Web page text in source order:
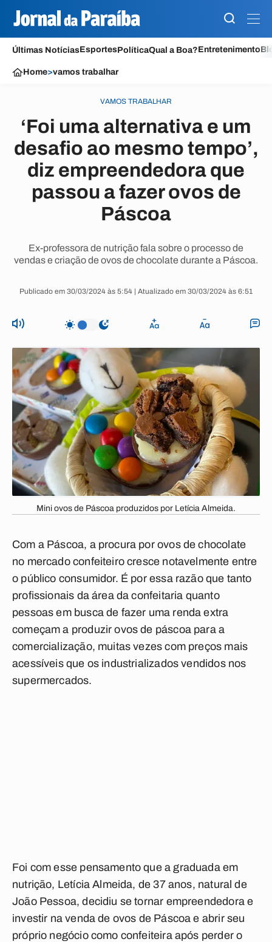
Últimas NotíciasEsportesPolíticaQual a Boa?Entretenimento
Home>vamos trabalhar
VAMOS TRABALHAR
‘Foi uma alternativa e um
desafio ao mesmo tempo’,
diz empreendedora que
passou a fazer ovos de
Páscoa
Ex-professora de nutrição fala sobre o processo de
vendas e criação de ovos de chocolate durante a Páscoa.
Publicado em 30/03/2024 às 5:54 | Atualizado em 30/03/2024 às 6:51
Mini ovos de Páscoa produzidos por Letícia Almeida.
Com a Páscoa, a procura por ovos de chocolate
no mercado confeiteiro cresce notavelmente entre
o público consumidor. É por essa razão que tanto
profissionais da área da confeitaria quanto
pessoas em busca de fazer uma renda extra
começam a produzir ovos de páscoa para a
comercialização, muitas vezes com preços mais
acessíveis que os industrializados vendidos nos
supermercados.
Foi com esse pensamento que a graduada em
nutrição, Letícia Almeida, de 37 anos, natural de
João Pessoa, decidiu se tornar empreendedora e
investir na venda de ovos de Páscoa e abrir seu
próprio negócio como confeiteira após perder o